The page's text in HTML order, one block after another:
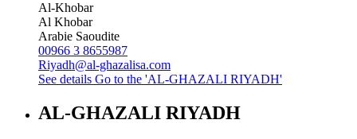
Al-Khobar
Al Khobar
Arabie Saoudite
00966 3 8655987
Riyadh@al-ghazalisa.com
See details Go to the 'AL-GHAZALI RIYADH'
AL-GHAZALI RIYADH